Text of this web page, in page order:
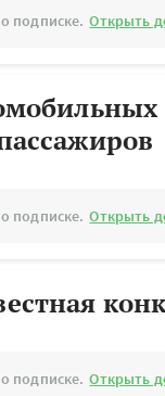
подписке. Открыть
подписке. Открыть
подписке. Открыть